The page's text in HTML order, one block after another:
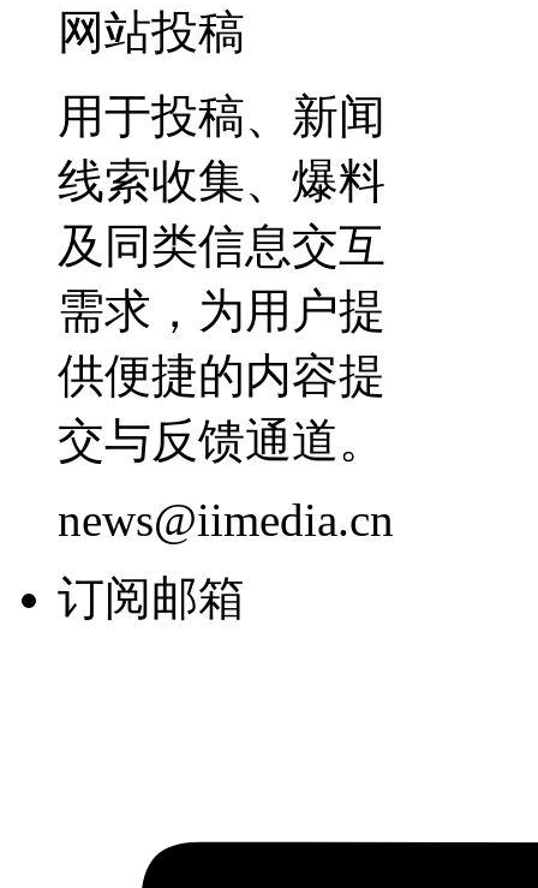
网站投稿
用于投稿、新闻
线索收集、爆料
及同类信息交互
需求，为用户提
供便捷的内容提
交与反馈通道。
news@iimedia.cn
订阅邮箱